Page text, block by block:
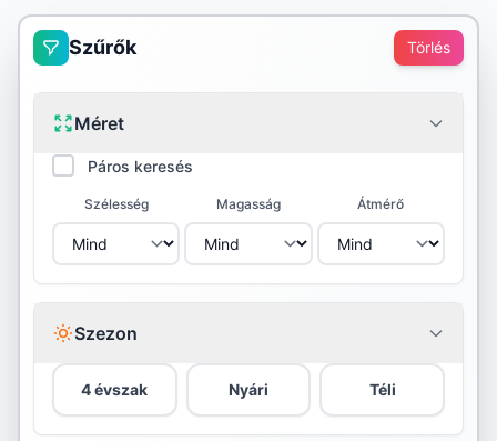
Szűrők Törlés
Méret
Páros keresés
Szélesség Magasság Átmérő
Szezon
4 évszak Nyári Téli